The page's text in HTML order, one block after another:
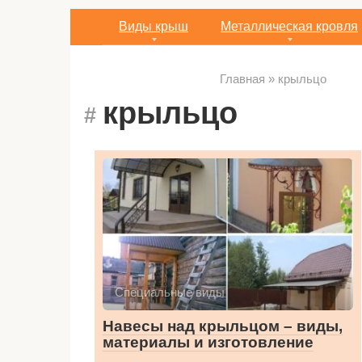
Виды крыш Металлическая кровля
Главная » крыльцо
крыльцо
Специальные виды
Навесы над крыльцом – виды,
материалы и изготовление